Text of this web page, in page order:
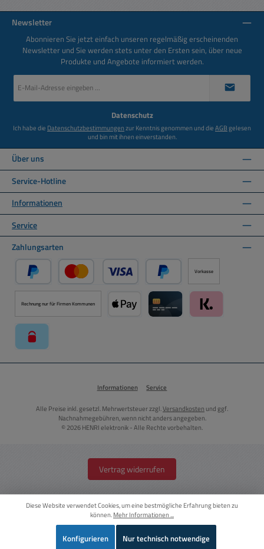
Newsletter
Abonnieren Sie jetzt einfach unseren regelmäßig erscheinenden
Newsletter und Sie werden stets unter den Ersten sein, über neue
Produkte und Angebote informiert werden.
Mail-
Datenschutz
Ich habe die Datenschutzbestimmungenzur Kenntnis genommen und dieAGBgelesen
und bin mit ihnen einverstanden.
Über uns
Service-Hotline
Informationen
Service
Zahlungsarten
PayPal Kredit- oder Debitkarte über PayPal
Später Bezahlen über PayPal
Vorkasse
Rechnung nur für Firmen Kommunen
Informationen Service
Alle Preise inkl. gesetzl. Mehrwertsteuer zzgl.Versandkosten und ggf.
Nachnahmegebühren, wenn nicht anders angegeben.
© 2026 HENRI elektronik - Alle Rechte vorbehalten.
Vertrag widerrufen
Diese Website verwendet Cookies, um eine bestmögliche Erfahrung bieten zu
können.Mehr Informationen ...
Nur technisch notwendige
Konfigurieren